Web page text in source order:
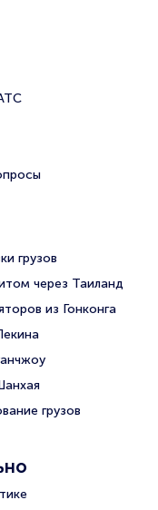
грузов
через Таиланд
из Гонконга
грузов